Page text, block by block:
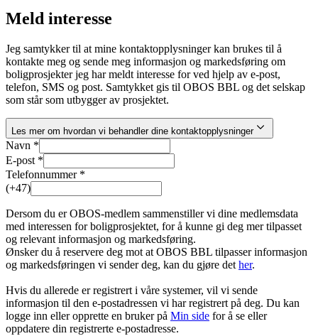
Meld interesse
Jeg samtykker til at mine kontaktopplysninger kan brukes til å
kontakte meg og sende meg informasjon og markedsføring om
boligprosjekter jeg har meldt interesse for ved hjelp av e-post,
telefon, SMS og post. Samtykket gis til OBOS BBL og det selskap
som står som utbygger av prosjektet.
Les mer om hvordan vi behandler dine kontaktopplysninger
Navn *
E-post *
Telefonnummer *
(+47)
Dersom du er OBOS-medlem sammenstiller vi dine medlemsdata
med interessen for boligprosjektet, for å kunne gi deg mer tilpasset
og relevant informasjon og markedsføring.
Ønsker du å reservere deg mot at OBOS BBL tilpasser informasjon
og markedsføringen vi sender deg, kan du gjøre det her.
Hvis du allerede er registrert i våre systemer, vil vi sende
informasjon til den e-postadressen vi har registrert på deg. Du kan
logge inn eller opprette en bruker på Min side for å se eller
oppdatere din registrerte e-postadresse.